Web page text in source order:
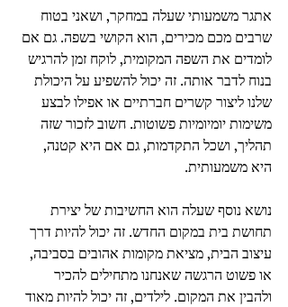
אתגר משמעותי שעלה במחקר, ושאני בטוח
שרבים מכם מכירים, הוא הקושי בשפה. גם אם
לומדים את השפה המקומית, לוקח זמן להרגיש
בנוח לדבר אותה. זה יכול להשפיע על היכולת
שלנו ליצור קשרים חברתיים או אפילו לבצע
משימות יומיומיות פשוטות. חשוב לזכור שזה
תהליך, ושכל התקדמות, גם אם היא קטנה,
היא משמעותית.
נושא נוסף שעלה הוא החשיבות של יצירת
תחושת בית במקום החדש. זה יכול להיות דרך
עיצוב הבית, מציאת מקומות אהובים בסביבה,
או פשוט הרגשה שאנחנו מתחילים להכיר
ולהבין את המקום. לילדים, זה יכול להיות מאוד